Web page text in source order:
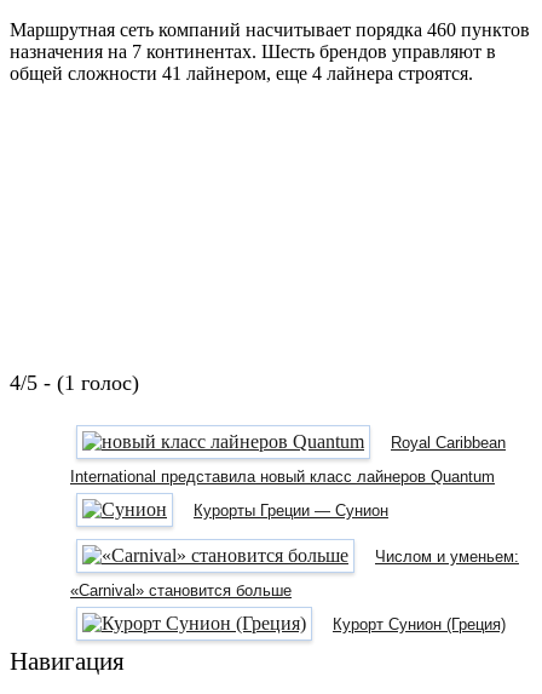
Маршрутная сеть компаний насчитывает порядка 460 пунктов
назначения на 7 континентах. Шесть брендов управляют в
общей сложности 41 лайнером, еще 4 лайнера строятся.
4/5 - (1 голос)
Royal Caribbean
International представила новый класс лайнеров Quantum
Курорты Греции — Сунион
Числом и уменьем:
«Carnival» становится больше
Курорт Сунион (Греция)
Навигация